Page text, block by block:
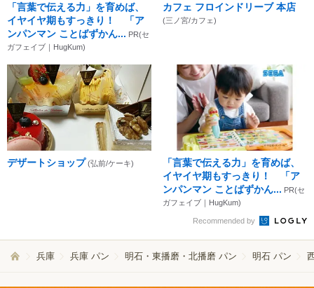
「言葉で伝える力」を育めば、
イヤイヤ期もすっきり！ 「ア
ンパンマン ことばずかん... PR(セ
ガフェイブ｜HugKum)
カフェ フロインドリーブ 本店
(三ノ宮/カフェ)
デザートショップ (弘前/ケーキ)
「言葉で伝える力」を育めば、
イヤイヤ期もすっきり！ 「ア
ンパンマン ことばずかん... PR(セ
ガフェイブ｜HugKum)
Recommended by
兵庫 兵庫 パン 明石・東播磨・北播磨 パン 明石 パン